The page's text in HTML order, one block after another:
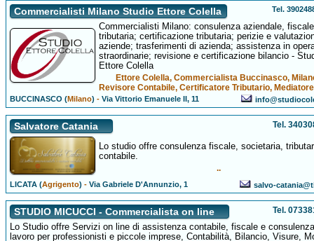
Commercialisti Milano Studio Ettore Colella Tel.
Commercialisti Milano: consulenza aziendale,
tributaria; certificazione tributaria; perizie e
aziende; trasferimenti di azienda; assistenza in
straordinarie; revisione e certificazione bilancio -
Ettore Colella
Ettore Colella, Commercialista Buccinasco,
Revisore Contabile, Certificatore Tributario,
BUCCINASCO (Milano) -Via Vittorio Emanuele II, 11
Salvatore Catania Tel.
Lo studio offre consulenza fiscale, societaria,
contabile.
..
LICATA (Agrigento) -Via Gabriele D'Annunzio, 1 salvo-
STUDIO MICUCCI - Commercialista on line Tel.
Lo Studio offre Servizi on line di assistenza contabile, fiscale e
lavoro per professionisti e piccole imprese, Contabilità, Bilancio, Visure,